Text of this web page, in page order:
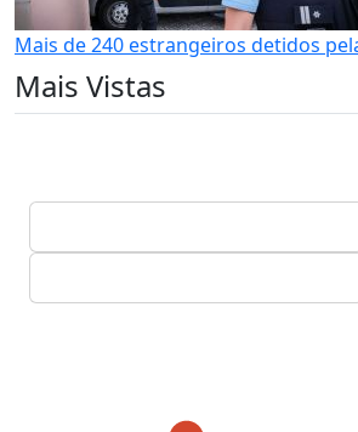
Mais de 240 estrangeiros detidos
Mais Vistas